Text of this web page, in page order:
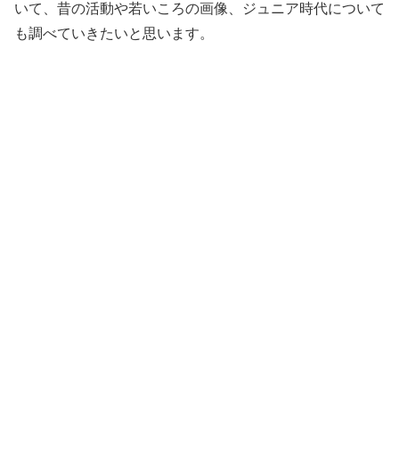
いて、昔の活動や若いころの画像、ジュニア時代について
も調べていきたいと思います。